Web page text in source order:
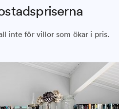
inte för villor som ökar i pris.